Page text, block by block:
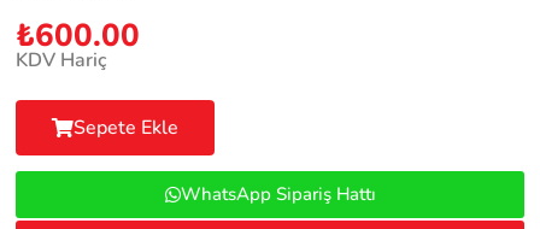
₺600.00
KDV Hariç
Sepete Ekle
WhatsApp Sipariş Hattı